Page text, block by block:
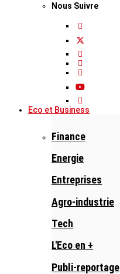
Nous Suivre
Eco et Business
Finance
Energie
Entreprises
Agro-industrie
Tech
L'Eco en +
Publi-reportage